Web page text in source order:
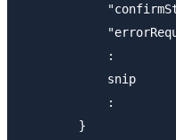
            :
            snip
            :
        }